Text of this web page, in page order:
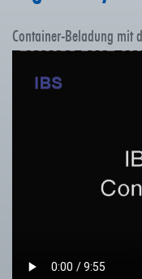
Container-Beladung mit